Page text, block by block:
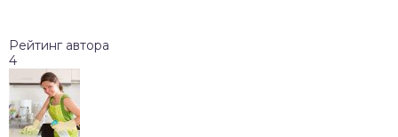
Рейтинг автора
4